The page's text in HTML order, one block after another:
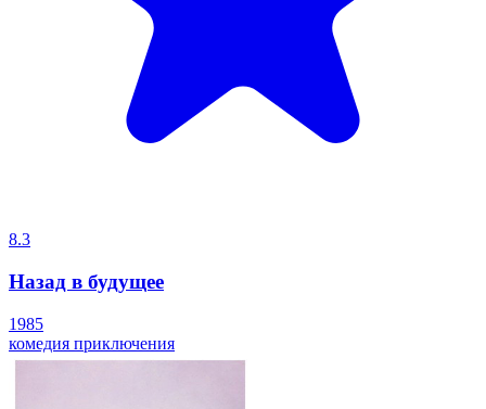
8.3
Назад в будущее
1985
комедия приключения